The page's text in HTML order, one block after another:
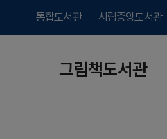
그림책도서관
통합도서관 시립중앙도서관